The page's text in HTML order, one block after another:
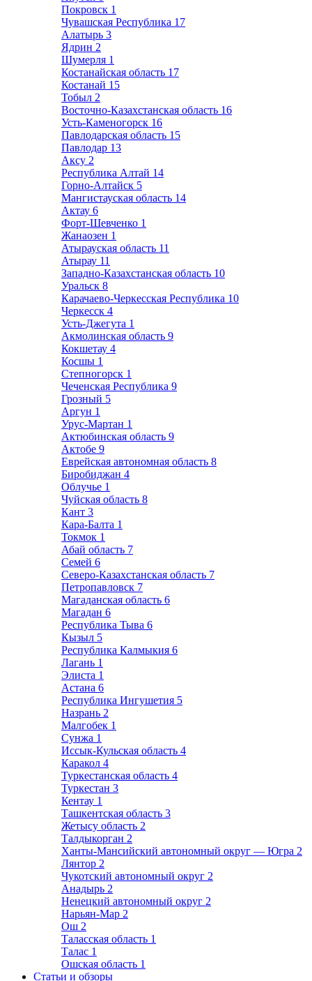
Покровск 1
Чувашская Республика 17
Алатырь 3
Ядрин 2
Шумерля 1
Костанайская область 17
Костанай 15
Тобыл 2
Восточно-Казахстанская область 16
Усть-Каменогорск 16
Павлодарская область 15
Павлодар 13
Аксу 2
Республика Алтай 14
Горно-Алтайск 5
Мангистауская область 14
Актау 6
Форт-Шевченко 1
Жанаозен 1
Атырауская область 11
Атырау 11
Западно-Казахстанская область 10
Уральск 8
Карачаево-Черкесская Республика 10
Черкесск 4
Усть-Джегута 1
Акмолинская область 9
Кокшетау 4
Косшы 1
Степногорск 1
Чеченская Республика 9
Грозный 5
Аргун 1
Урус-Мартан 1
Актюбинская область 9
Актобе 9
Еврейская автономная область 8
Биробиджан 4
Облучье 1
Чуйская область 8
Кант 3
Кара-Балта 1
Токмок 1
Абай область 7
Семей 6
Северо-Казахстанская область 7
Петропавловск 7
Магаданская область 6
Магадан 6
Республика Тыва 6
Кызыл 5
Республика Калмыкия 6
Лагань 1
Элиста 1
Астана 6
Республика Ингушетия 5
Назрань 2
Малгобек 1
Сунжа 1
Иссык-Кульская область 4
Каракол 4
Туркестанская область 4
Туркестан 3
Кентау 1
Ташкентская область 3
Жетысу область 2
Талдыкорган 2
Ханты-Мансийский автономный округ — Югра 2
Лянтор 2
Чукотский автономный округ 2
Анадырь 2
Ненецкий автономный округ 2
Нарьян-Мар 2
Ош 2
Таласская область 1
Талас 1
Ошская область 1
Статьи и обзоры